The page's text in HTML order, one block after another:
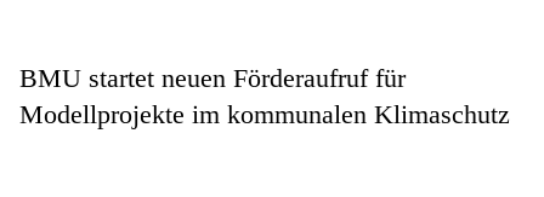
Innovationsfelder
BMU startet neuen Förderaufruf für
Modellprojekte im kommunalen Klimaschutz